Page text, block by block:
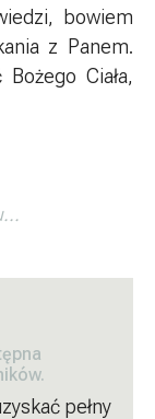
bowiem
z Panem.
Ciała,
pełny